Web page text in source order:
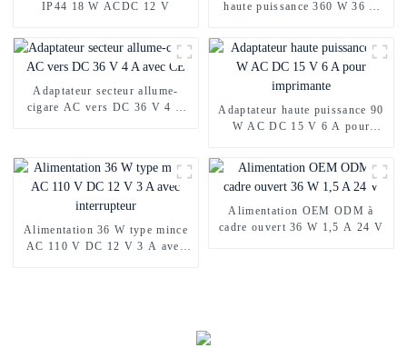
IP44 18 W ACDC 12 V
haute puissance 360 ​​W 36 V
Adaptateur secteur allume-
cigare AC vers DC 36 V 4 A
Adaptateur haute puissance 90
W AC DC 15 V 6 A pour
Alimentation 36 W type mince
AC 110 V DC 12 V 3 A avec
Alimentation OEM ODM à
cadre ouvert 36 W 1,5 A 24 V